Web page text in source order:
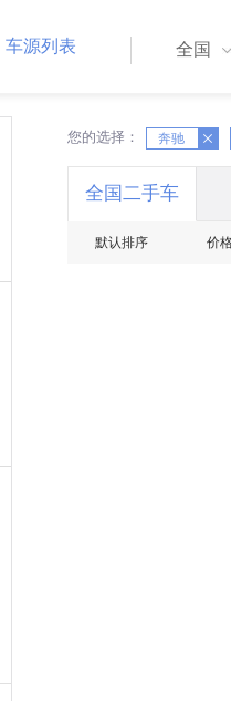
车源列表 全国
您的选择： 奔驰
X X
全国二手车
默认排序 价